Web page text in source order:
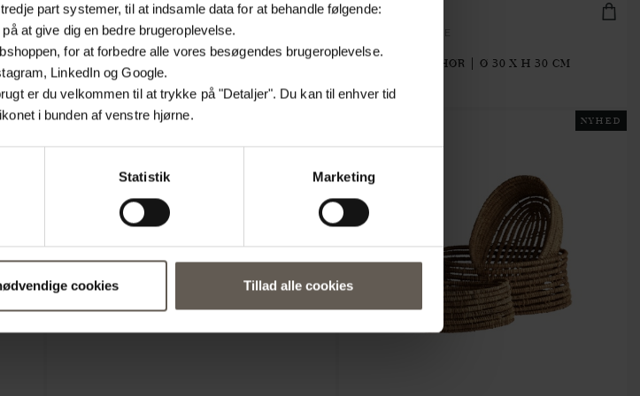
part systemer, til at indsamle data for at behandle følgende:
at give dig en bedre brugeroplevelse.
for at forbedre alle vores besøgendes brugeroplevelse.
LinkedIn og Google.
er du velkommen til at trykke på "Detaljer". Du kan til enhver tid
i bunden af venstre hjørne.
Statistik Marketing
cookies Tillad alle cookies
INDISHADE-S-MOCCA
LAMPSKÆRM | HØR | Ø 25 X H 25 CM
559.20 kr.
ZARISHADE-M-SAGE
LAMPSKÆRM | HØR | Ø 30 X H 30 CM
719.20 kr.
NYHED NYHED